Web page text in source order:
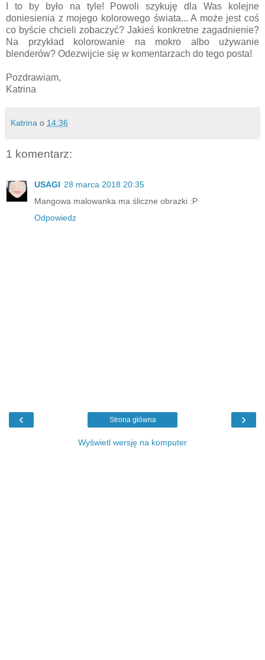
I to by było na tyle! Powoli szykuję dla Was kolejne
doniesienia z mojego kolorowego świata... A może jest coś
co byście chcieli zobaczyć? Jakieś konkretne zagadnienie?
Na przykład kolorowanie na mokro albo używanie
blenderów? Odezwijcie się w komentarzach do tego posta!
Pozdrawiam,
Katrina
Katrina o 14:36
1 komentarz:
USAGI 28 marca 2018 20:35
Mangowa malowanka ma śliczne obrazki :P
Odpowiedz
‹ ›
Strona główna
Wyświetl wersję na komputer